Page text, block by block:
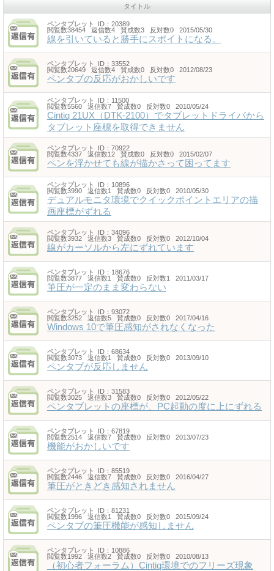
タイトル
ペンタブレット
ID：20389
閲覧数38454 返信数4 賛成数3 反対数0 2015/05/30
線を引いていると勝手にスポイトになる。
ペンタブレット
ID：33552
閲覧数20649 返信数4 賛成数0 反対数0 2012/08/23
ペンタブの反応がおかしいです
ペンタブレット
ID：11500
閲覧数5560 返信数7 賛成数0 反対数0 2010/05/24
Cintiq 21UX（DTK-2100）でタブレットドライバから
タブレット座標を取得できません
ペンタブレット
ID：70922
閲覧数4337 返信数12 賛成数0 反対数0 2015/02/07
ペンを浮かせても線が描かさって困ってます
ペンタブレット
ID：10896
閲覧数3990 返信数1 賛成数0 反対数0 2010/05/30
デュアルモニタ環境でクイックポイントエリアの描
画座標がずれる
ペンタブレット
ID：34096
閲覧数3932 返信数3 賛成数0 反対数0 2012/10/04
線がカーソルから左にずれています
ペンタブレット
ID：18676
閲覧数3877 返信数1 賛成数0 反対数1 2011/03/17
筆圧が一定のまま変わらない
ペンタブレット
ID：93072
閲覧数3252 返信数5 賛成数0 反対数0 2017/04/16
Windows 10で筆圧感知がされなくなった
ペンタブレット
ID：68634
閲覧数3073 返信数1 賛成数0 反対数0 2013/09/10
ペンタブが反応しません
ペンタブレット
ID：31583
閲覧数3025 返信数3 賛成数0 反対数0 2012/05/22
ペンタブレットの座標が、PC起動の度に上にずれる
ペンタブレット
ID：67819
閲覧数2514 返信数7 賛成数0 反対数0 2013/07/23
機能がおかしいです
ペンタブレット
ID：85519
閲覧数2446 返信数7 賛成数0 反対数0 2016/04/27
筆圧がときどき感知されません
ペンタブレット
ID：81231
閲覧数1996 返信数1 賛成数0 反対数0 2015/09/24
ペンタブの筆圧機能が感知しません
ペンタブレット
ID：10886
閲覧数1992 返信数2 賛成数0 反対数0 2010/08/13
（初心者フォーラム）Cintiq環境でのフリーズ現象